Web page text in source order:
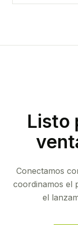
Listo
Conectamos
coordinamos el
el